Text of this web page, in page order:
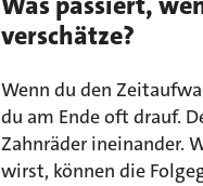
verschätze?
Wenn du den
du am Ende oft drauf.
Zahnräder ineinander.
wirst, können die